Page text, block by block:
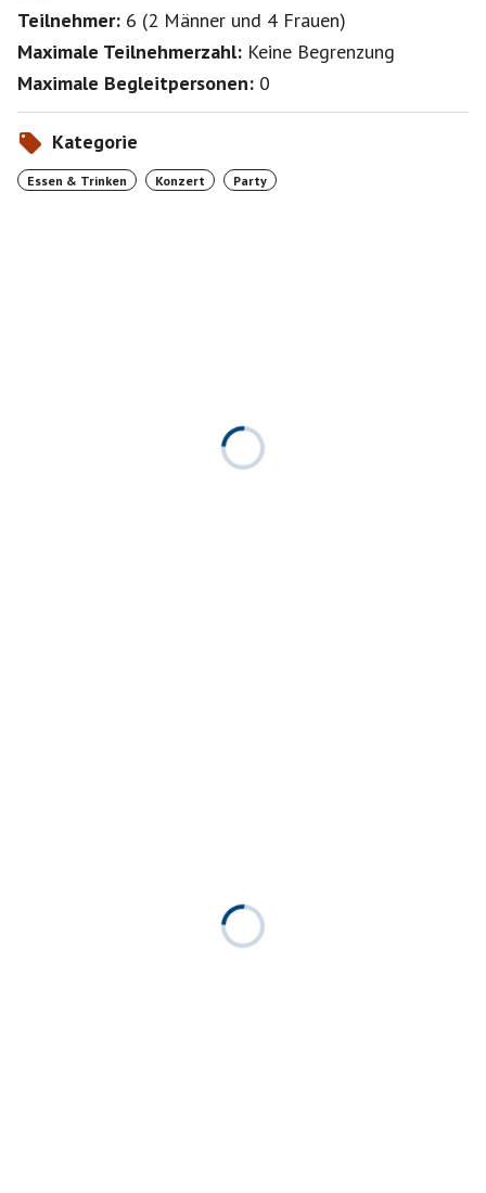
Teilnehmer: 6 (2 Männer und 4 Frauen)
Maximale Teilnehmerzahl: Keine Begrenzung
Maximale Begleitpersonen: 0
Kategorie
Essen & Trinken Konzert Party